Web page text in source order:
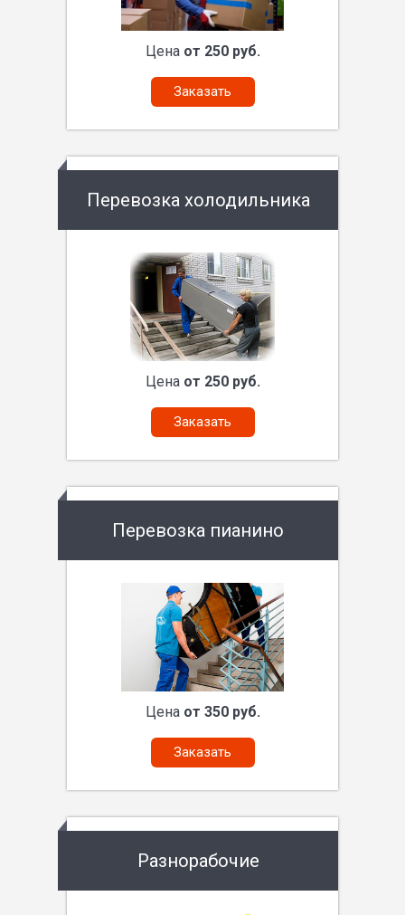
Цена от 250 руб.
Заказать
Перевозка холодильника
Цена от 250 руб.
Заказать
Перевозка пианино
Цена от 350 руб.
Заказать
Разнорабочие